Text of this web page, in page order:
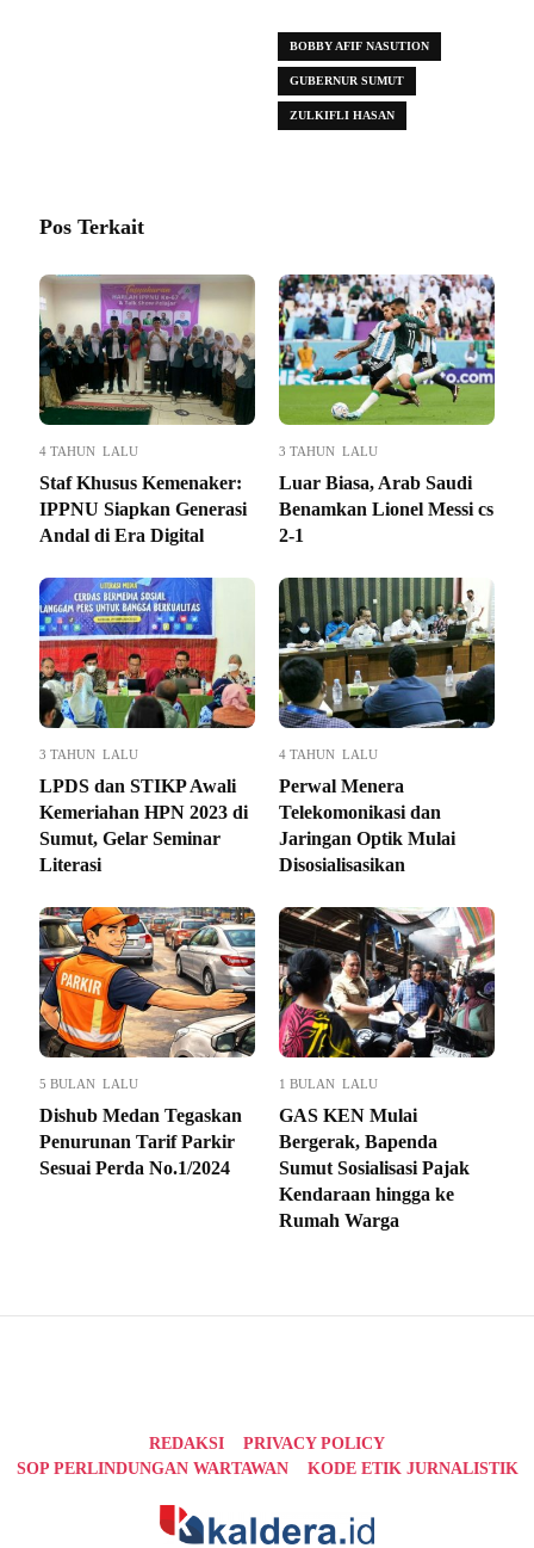
BOBBY AFIF NASUTION
GUBERNUR SUMUT
ZULKIFLI HASAN
Pos Terkait
4 TAHUN LALU
Staf Khusus Kemenaker:
IPPNU Siapkan Generasi
Andal di Era Digital
3 TAHUN LALU
Luar Biasa, Arab Saudi
Benamkan Lionel Messi cs
2-1
3 TAHUN LALU
LPDS dan STIKP Awali
Kemeriahan HPN 2023 di
Sumut, Gelar Seminar
Literasi
4 TAHUN LALU
Perwal Menera
Telekomonikasi dan
Jaringan Optik Mulai
Disosialisasikan
5 BULAN LALU
Dishub Medan Tegaskan
Penurunan Tarif Parkir
Sesuai Perda No.1/2024
1 BULAN LALU
GAS KEN Mulai
Bergerak, Bapenda
Sumut Sosialisasi Pajak
Kendaraan hingga ke
Rumah Warga
REDAKSI
PRIVACY POLICY
SOP PERLINDUNGAN WARTAWAN
KODE ETIK JURNALISTIK